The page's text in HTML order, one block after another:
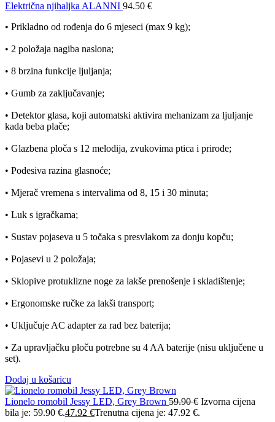
Električna njihaljka ALANNI 94.50 €
• Prikladno od rođenja do 6 mjeseci (max 9 kg);
• 2 položaja nagiba naslona;
• 8 brzina funkcije ljuljanja;
• Gumb za zaključavanje;
• Detektor glasa, koji automatski aktivira mehanizam za ljuljanje
kada beba plače;
• Glazbena ploča s 12 melodija, zvukovima ptica i prirode;
• Podesiva razina glasnoće;
• Mjerač vremena s intervalima od 8, 15 i 30 minuta;
• Luk s igračkama;
• Sustav pojaseva u 5 točaka s presvlakom za donju kopču;
• Pojasevi u 2 položaja;
• Sklopive protuklizne noge za lakše prenošenje i skladištenje;
• Ergonomske ručke za lakši transport;
• Uključuje AC adapter za rad bez baterija;
• Za upravljačku ploču potrebne su 4 AA baterije (nisu uključene u
set).
Dodaj u košaricu
Lionelo romobil Jessy LED, Grey Brown 59.90€ Izvorna cijena
bila je: 59.90 €.47.92 €Trenutna cijena je: 47.92 €.